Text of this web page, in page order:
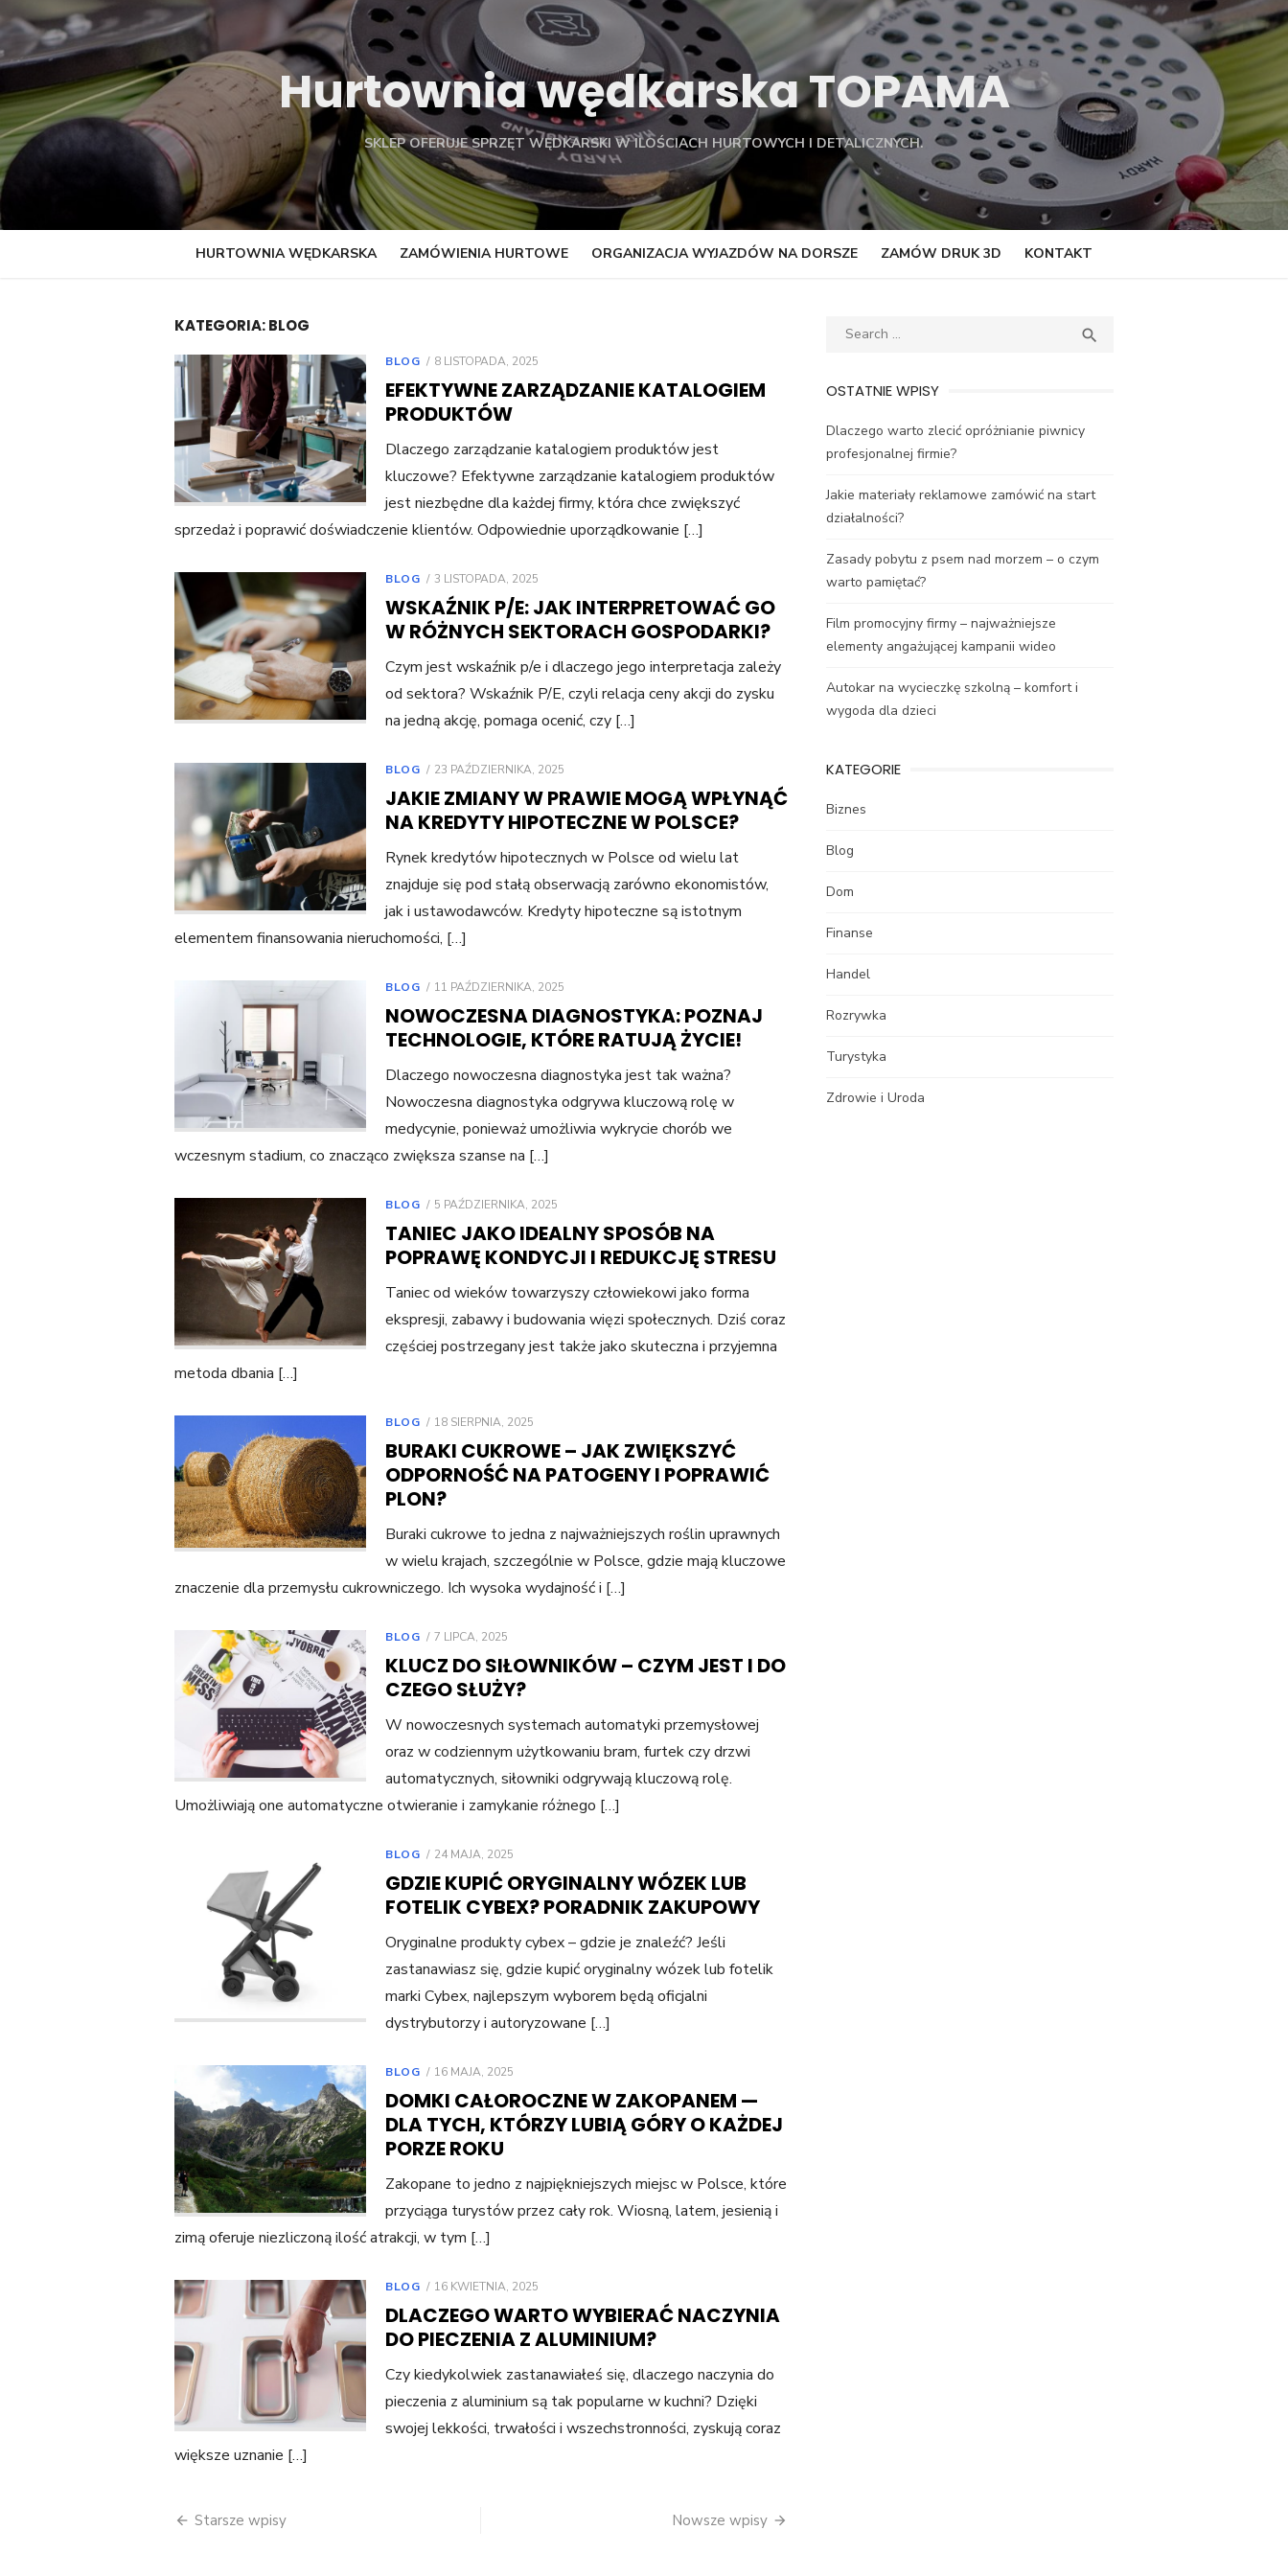
Skip
to
content
Hurtownia wędkarska TOPAMA
SKLEP OFERUJE SPRZĘT WĘDKARSKI W ILOŚCIACH HURTOWYCH I DETALICZNYCH.
HURTOWNIA WĘDKARSKA ZAMÓWIENIA HURTOWE ORGANIZACJA WYJAZDÓW NA DORSZE ZAMÓW DRUK 3D KONTAKT
KATEGORIA:BLOG
BLOG
POSTED
8 LISTOPADA, 2025
EFEKTYWNE ZARZĄDZANIE KATALOGIEM
PRODUKTÓW
Dlaczego zarządzanie katalogiem produktów jest
kluczowe? Efektywne zarządzanie katalogiem produktów
jest niezbędne dla każdej firmy, która chce zwiększyć
sprzedaż i poprawić doświadczenie klientów. Odpowiednie uporządkowanie […]
BLOG
POSTED
3 LISTOPADA, 2025
WSKAŹNIK P/E: JAK INTERPRETOWAĆ GO
W RÓŻNYCH SEKTORACH GOSPODARKI?
Czym jest wskaźnik p/e i dlaczego jego interpretacja zależy
od sektora? Wskaźnik P/E, czyli relacja ceny akcji do zysku
na jedną akcję, pomaga ocenić, czy […]
BLOG
POSTED
23 PAŹDZIERNIKA, 2025
JAKIE ZMIANY W PRAWIE MOGĄ WPŁYNĄĆ
NA KREDYTY HIPOTECZNE W POLSCE?
Rynek kredytów hipotecznych w Polsce od wielu lat
znajduje się pod stałą obserwacją zarówno ekonomistów,
jak i ustawodawców. Kredyty hipoteczne są istotnym
elementem finansowania nieruchomości, […]
BLOG
POSTED
11 PAŹDZIERNIKA, 2025
NOWOCZESNA DIAGNOSTYKA: POZNAJ
TECHNOLOGIE, KTÓRE RATUJĄ ŻYCIE!
Dlaczego nowoczesna diagnostyka jest tak ważna?
Nowoczesna diagnostyka odgrywa kluczową rolę w
medycynie, ponieważ umożliwia wykrycie chorób we
wczesnym stadium, co znacząco zwiększa szanse na […]
BLOG
POSTED
5 PAŹDZIERNIKA, 2025
TANIEC JAKO IDEALNY SPOSÓB NA
POPRAWĘ KONDYCJI I REDUKCJĘ STRESU
Taniec od wieków towarzyszy człowiekowi jako forma
ekspresji, zabawy i budowania więzi społecznych. Dziś coraz
częściej postrzegany jest także jako skuteczna i przyjemna
metoda dbania […]
BLOG
POSTED
18 SIERPNIA, 2025
BURAKI CUKROWE – JAK ZWIĘKSZYĆ
ODPORNOŚĆ NA PATOGENY I POPRAWIĆ
PLON?
Buraki cukrowe to jedna z najważniejszych roślin uprawnych
w wielu krajach, szczególnie w Polsce, gdzie mają kluczowe
znaczenie dla przemysłu cukrowniczego. Ich wysoka wydajność i […]
BLOG
POSTED
7 LIPCA, 2025
KLUCZ DO SIŁOWNIKÓW – CZYM JEST I DO
CZEGO SŁUŻY?
W nowoczesnych systemach automatyki przemysłowej
oraz w codziennym użytkowaniu bram, furtek czy drzwi
automatycznych, siłowniki odgrywają kluczową rolę.
Umożliwiają one automatyczne otwieranie i zamykanie różnego […]
BLOG
POSTED
24 MAJA, 2025
GDZIE KUPIĆ ORYGINALNY WÓZEK LUB
FOTELIK CYBEX? PORADNIK ZAKUPOWY
Oryginalne produkty cybex – gdzie je znaleźć? Jeśli
zastanawiasz się, gdzie kupić oryginalny wózek lub fotelik
marki Cybex, najlepszym wyborem będą oficjalni
dystrybutorzy i autoryzowane […]
BLOG
POSTED
16 MAJA, 2025
DOMKI CAŁOROCZNE W ZAKOPANEM —
DLA TYCH, KTÓRZY LUBIĄ GÓRY O KAŻDEJ
PORZE ROKU
Zakopane to jedno z najpiękniejszych miejsc w Polsce, które
przyciąga turystów przez cały rok. Wiosną, latem, jesienią i
zimą oferuje niezliczoną ilość atrakcji, w tym […]
BLOG
POSTED
16 KWIETNIA, 2025
DLACZEGO WARTO WYBIERAĆ NACZYNIA
DO PIECZENIA Z ALUMINIUM?
Czy kiedykolwiek zastanawiałeś się, dlaczego naczynia do
pieczenia z aluminium są tak popularne w kuchni? Dzięki
swojej lekkości, trwałości i wszechstronności, zyskują coraz
większe uznanie […]
Nawigacja
Starsze wpisy Nowsze wpisy
Search

OSTATNIE WPISY
Dlaczego warto zlecić opróżnianie piwnicy
profesjonalnej firmie?
Jakie materiały reklamowe zamówić na start
działalności?
Zasady pobytu z psem nad morzem – o czym
warto pamiętać?
Film promocyjny firmy – najważniejsze
elementy angażującej kampanii wideo
Autokar na wycieczkę szkolną – komfort i
wygoda dla dzieci
KATEGORIE
Biznes
Blog
Dom
Finanse
Handel
Rozrywka
Turystyka
Zdrowie i Uroda